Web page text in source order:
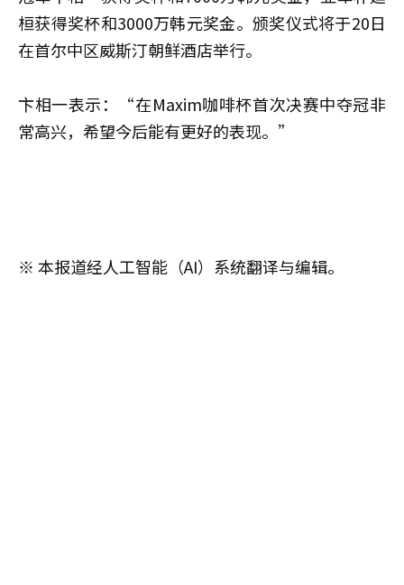
桓获得奖杯和3000万韩元奖金。颁奖仪式将于20日
在首尔中区威斯汀朝鲜酒店举行。
卞相一表示：“在Maxim咖啡杯首次决赛中夺冠非
常高兴，希望今后能有更好的表现。”
※ 本报道经人工智能（AI）系统翻译与编辑。